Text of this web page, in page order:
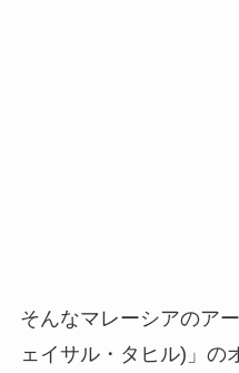
そんなマレーシアのア
ェイサル・タヒル)」の